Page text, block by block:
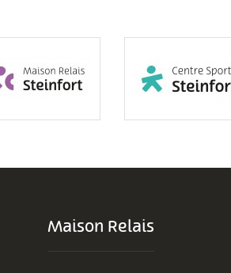
Maison Relais